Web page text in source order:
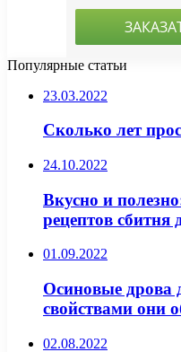
Популярные статьи
23.03.2022
Сколько лет
24.10.2022
Вкусно и
рецептов сбитня
01.09.2022
Осиновые дрова
свойствами они
02.08.2022